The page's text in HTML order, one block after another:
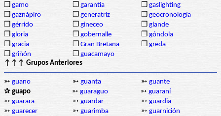
❒ gamo ❒ garantía ❒ gaslighting
❒ gaznápiro ❒ generatriz ❒ geocronología
❒ gérrido ❒ gineceo ❒ glande
❒ gloria ❒ gobernalle ❒ góndola
❒ gracia ❒ Gran Bretaña ❒ greda
❒ griñón ❒ guacamayo
↑↑↑ Grupos Anteriores
➳ guano ➳ guanta ➳ guante
✰ guapo
➳ guaraguo ➳ guaraní
➳ guarara ➳ guardar ➳ guardia
➳ guarecer ➳ guarimba ➳ guarnición